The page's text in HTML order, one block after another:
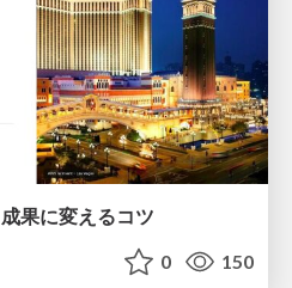
果に変えるコツ
0 150